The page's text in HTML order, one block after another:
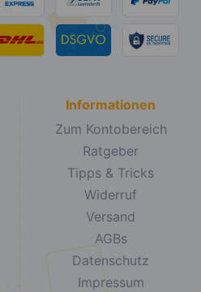
Informationen
Zum Kontobereich
Ratgeber
Tipps & Tricks
Widerruf
Versand
AGBs
Datenschutz
Impressum